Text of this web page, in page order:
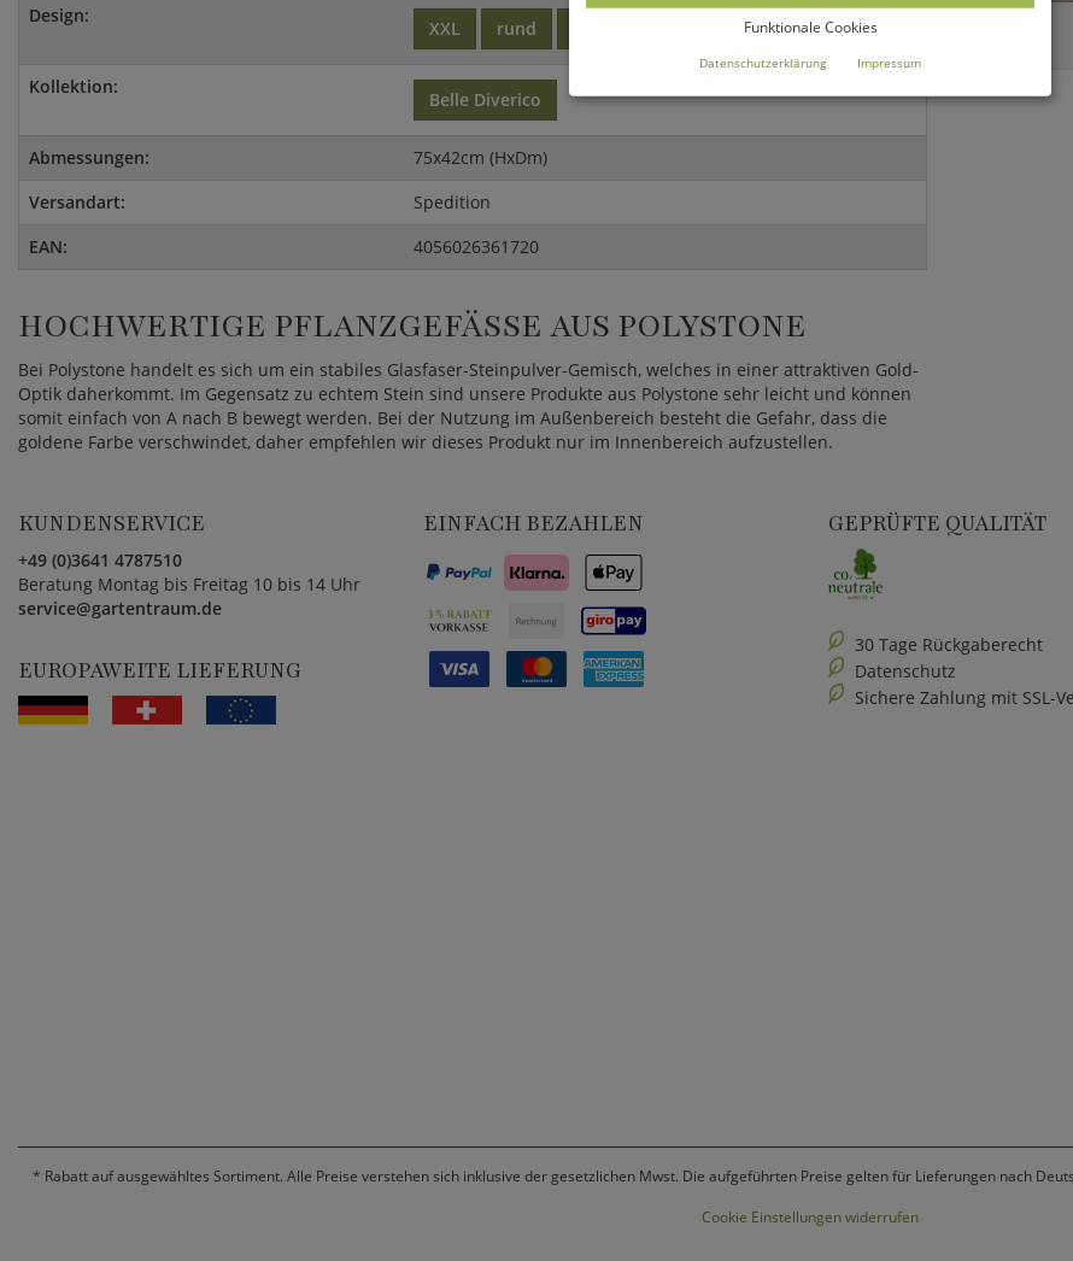
Design:
XXL rund
Kollektion:
Belle Diverico
Abmessungen:
75x42cm (HxDm)
Versandart:
Spedition
EAN:
4056026361720
HOCHWERTIGE PFLANZGEFÄSSE AUS POLYSTONE
Bei Polystone handelt es sich um ein stabiles Glasfaser-Steinpulver-Gemisch, welches in einer attraktiven Gold-
Optik daherkommt. Im Gegensatz zu echtem Stein sind unsere Produkte aus Polystone sehr leicht und können
somit einfach von A nach B bewegt werden. Bei der Nutzung im Außenbereich besteht die Gefahr, dass die
goldene Farbe verschwindet, daher empfehlen wir dieses Produkt nur im Innenbereich aufzustellen.
KUNDENSERVICE
+49 (0)3641 4787510
Beratung Montag bis Freitag 10 bis 14 Uhr
service@gartentraum.de
EUROPAWEITE LIEFERUNG
EINFACH BEZAHLEN GEPRÜFTE QUALITÄT
30 Tage Rückgaberecht
Datenschutz
Sichere Zahlung mit SSL-
* Rabatt auf ausgewähltes Sortiment. Alle Preise verstehen sich inklusive der gesetzlichen Mwst. Die aufgeführten Preise gelten für Lieferungen nach
Cookie Einstellungen widerrufen
Funktionale Cookies
Datenschutzerklärung Impressum